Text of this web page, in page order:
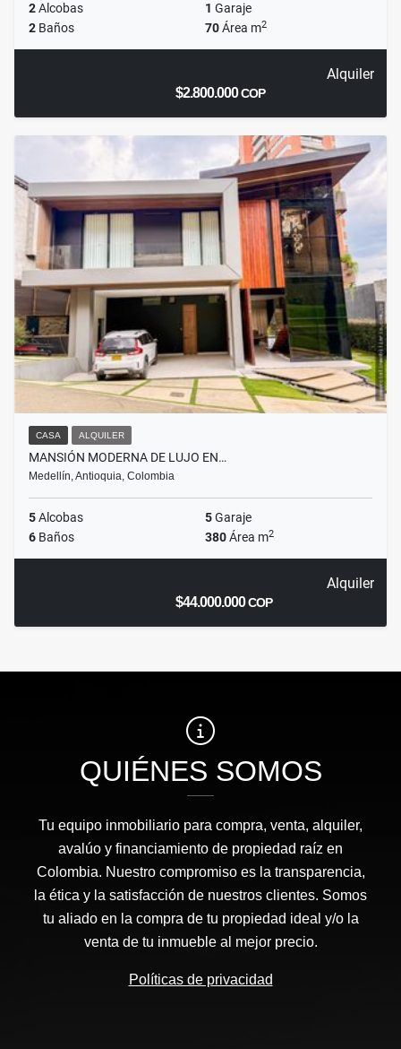
2Alcobas 1 Garaje
2 Baños 70Área m2
Alquiler
$2.800.000COP
CASA ALQUILER
MANSIÓN MODERNA DE LUJO EN…
Medellín, Antioquia, Colombia
5Alcobas 5Garaje
6 Baños 380Área m2
Alquiler
$44.000.000COP
QUIÉNES SOMOS
Tu equipo inmobiliario para compra, venta, alquiler,
avalúo y financiamiento de propiedad raíz en
Colombia. Nuestro compromiso es la transparencia,
la ética y la satisfacción de nuestros clientes. Somos
tu aliado en la compra de tu propiedad ideal y/o la
venta de tu inmueble al mejor precio.
Políticas de privacidad